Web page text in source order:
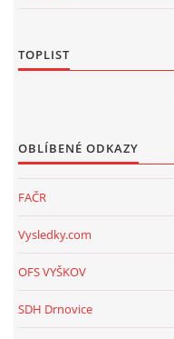
TOPLIST
OBLÍBENÉ ODKAZY
FAČR
Vysledky.com
OFS VYŠKOV
SDH Drnovice